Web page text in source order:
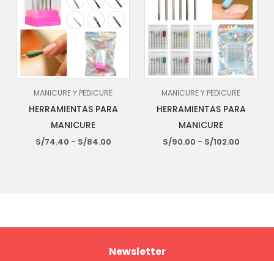
MANICURE Y PEDICURE
HERRAMIENTAS PARA
MANICURE
S/74.40 - S/84.00
MANICURE Y PEDICURE
HERRAMIENTAS PARA
MANICURE
S/90.00 - S/102.00
Newsletter